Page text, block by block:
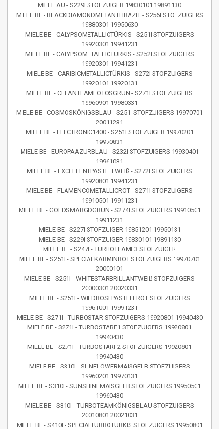
MIELE AU - S229I STOFZUIGER 19830101 19891130
MIELE BE - BLACKDIAMONDMETANTHRAZIT - S256I STOFZUIGERS
19880301 19950630
MIELE BE - CALYPSOMETALLICTÜRKIS - S251I STOFZUIGERS
19920301 19941231
MIELE BE - CALYPSOMETALLICTÜRKIS - S252I STOFZUIGERS
19920301 19941231
MIELE BE - CARIBICMETALLICTÜRKIS - S272I STOFZUIGERS
19920101 19920131
MIELE BE - CLEANTEAMLOTOSGRÜN - S271I STOFZUIGERS
19960901 19980331
MIELE BE - COSMOSKÖNIGSBLAU - S251I STOFZUIGERS 19970701
20011231
MIELE BE - ELECTRONIC1400 - S251I STOFZUIGER 19970201
19970831
MIELE BE - EUROPAAZURBLAU - S232I STOFZUIGERS 19930401
19961031
MIELE BE - EXCELLENTPASTELLWEIß - S272I STOFZUIGERS
19920801 19941231
MIELE BE - FLAMENCOMETALLICROT - S271I STOFZUIGERS
19910501 19911231
MIELE BE - GOLDSMARGDGRÜN - S274I STOFZUIGERS 19910501
19911231
MIELE BE - S227I STOFZUIGER 19851201 19950131
MIELE BE - S229I STOFZUIGER 19830101 19891130
MIELE BE - S247I - TURBOTEAMF3 STOFZUIGER
MIELE BE - S251I - SPECIALKARMINROT STOFZUIGERS 19970701
20000101
MIELE BE - S251I - WHITESTARBRILLANTWEIß STOFZUIGERS
20000301 20020331
MIELE BE - S251I - WILDROSEPASTELLROT STOFZUIGERS
19961001 19991231
MIELE BE - S271I - TURBOSTAR STOFZUIGERS 19920801 19940430
MIELE BE - S271I - TURBOSTARF1 STOFZUIGERS 19920801
19940430
MIELE BE - S271I - TURBOSTARF2 STOFZUIGERS 19920801
19940430
MIELE BE - S310I - SUNFLOWERMAISGELB STOFZUIGERS
19960201 19970131
MIELE BE - S310I - SUNSHINEMAISGELB STOFZUIGERS 19950501
19960430
MIELE BE - S310I - TURBOTEAMKÖNIGSBLAU STOFZUIGERS
20010801 20021031
MIELE BE - S410I - SPECIALTURBOTÜRKIS STOFZUIGERS 19950801